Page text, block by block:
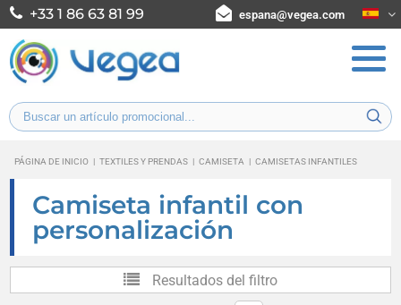
+33 1 86 63 81 99 espana@vegea.com
PÁGINA DE INICIO | TEXTILES Y PRENDAS | CAMISETA | CAMISETAS INFANTILES
Camiseta infantil con
personalización
Resultados del filtro